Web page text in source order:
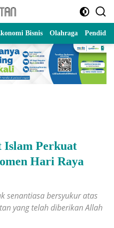
Bisnis Olahraga
Islam Perkuat
Hari Raya
senantiasa bersyukur atas
yang telah diberikan Allah